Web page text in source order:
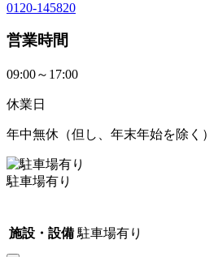
0120-145820
営業時間
09:00～17:00
休業日
年中無休（但し、年末年始を除く）
駐車場有り
施設・設備 駐車場有り